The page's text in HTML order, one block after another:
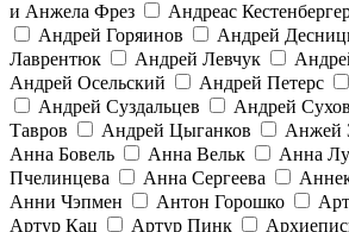
и Анжела Фрез
Андреас
Андрей Горяинов
Андрей
Лаврентюк
Андрей Левчук
Андрей Осельский
Андрей Петерс
Андрей Суздальцев
Андрей
Тавров
Андрей Цыганков
Анжей
Анна Бовель
Анна Вельк Анна
Пчелинцева
Анна Сергеева
Анни Чэпмен
Антон Горошко
Артур Кац
Артур Пинк